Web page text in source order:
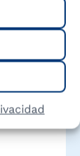
de tu